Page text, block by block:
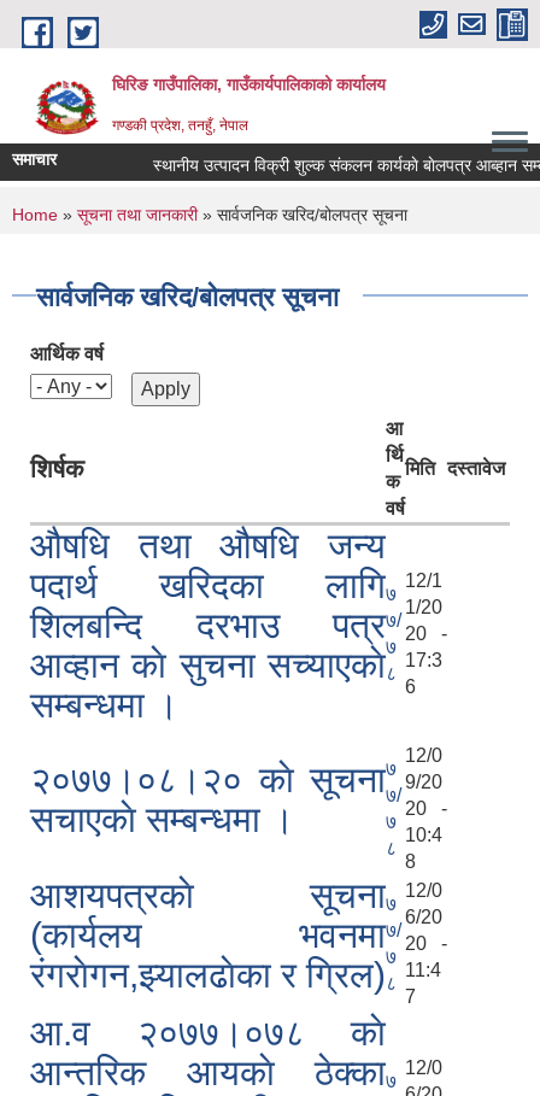
Skip to main content
घिरिङ गाउँपालिका, गाउँकार्यपालिकाको कार्यालय
गण्डकी प्रदेश, तनहुँ, नेपाल
समाचार स्थानीय उत्पादन विक्री शुल्क संकलन कार्यकाे बाेलपत्र आब्हान
You are here
Home » सूचना तथा जानकारी» सार्वजनिक खरिद/बोलपत्र सूचना
सार्वजनिक खरिद/बोलपत्र सूचना
आर्थिक वर्ष
शिर्षक
आ
र्थि
क
वर्ष
मिति दस्तावेज
औषधि तथा औषधि जन्य
पदार्थ खरिदका लागि
शिलबन्दि दरभाउ पत्र
आव्हान काे सुचना सच्याएकाे
सम्बन्धमा ।
७
७/
७
८
12/1
1/20
20 -
17:3
6
२०७७।०८।२० काे सूचना
सचाएकाे सम्बन्धमा ।
७
७/
७
८
12/0
9/20
20 -
10:4
8
आशयपत्रकाे सूचना
(कार्यलय भवनमा
रंगराेगन,झ्यालढाेका र ग्रिल)
७
७/
७
८
12/0
6/20
20 -
11:4
7
आ‍.व २०७७।०७८ काे
आन्तरिक आयकाे ठेक्का७
12/0